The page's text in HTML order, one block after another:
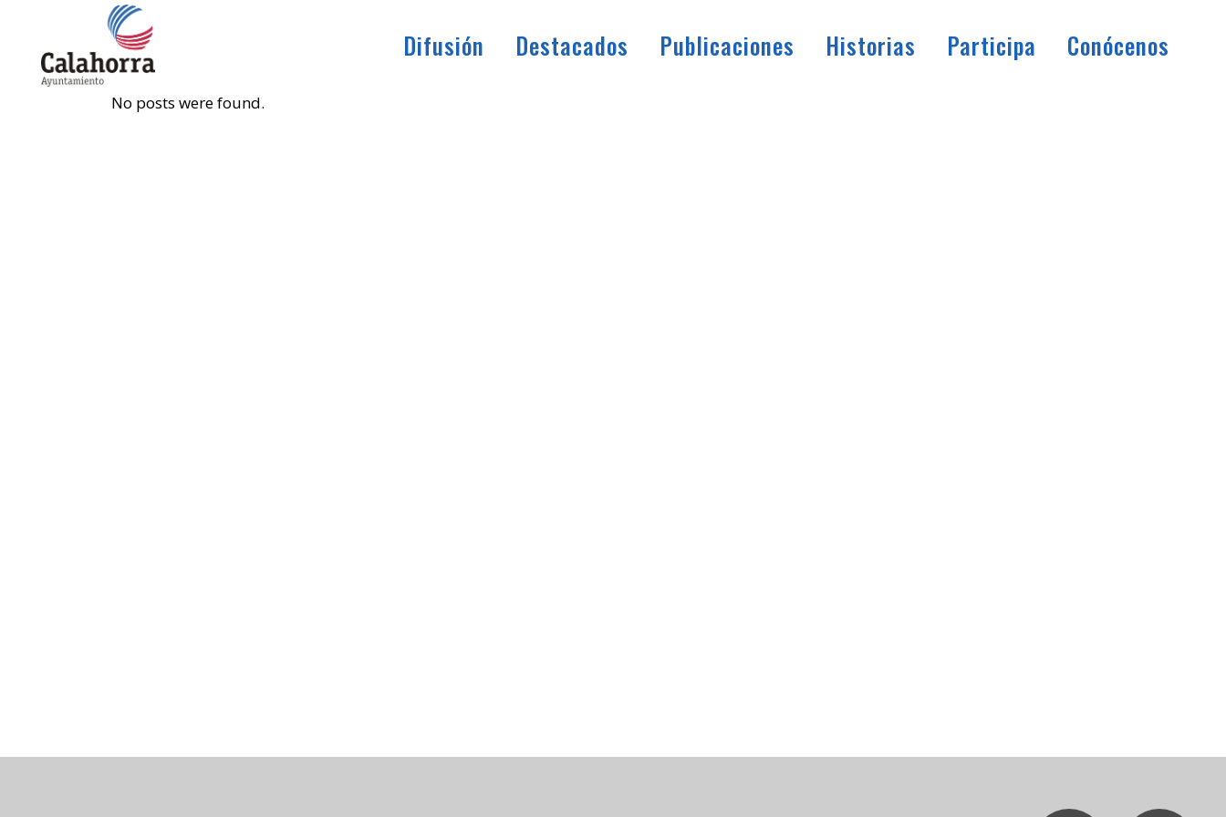
Difusión Destacados Publicaciones Historias Participa Conócenos
No posts were found.